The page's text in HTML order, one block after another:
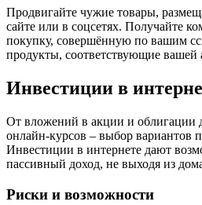
Продвигайте чужие товары,
сайте или в соцсетях. Получайте
покупку, совершённую по вашим
продукты, соответствующие вашей
Инвестиции в
От вложений в акции и облигации
онлайн-курсов – выбор вариантов
Инвестиции в интернете дают
пассивный доход, не выходя из
Риски и возможности